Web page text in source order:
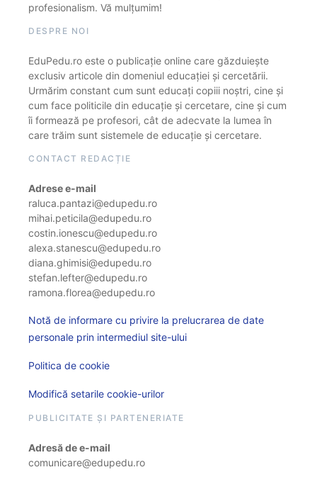
profesionalism. Vă mulțumim!
DESPRE NOI
EduPedu.ro este o publicație online care găzduiește
exclusiv articole din domeniul educației și cercetării.
Urmărim constant cum sunt educați copiii noștri, cine și
cum face politicile din educație și cercetare, cine și cum
îi formează pe profesori, cât de adecvate la lumea în
care trăim sunt sistemele de educație și cercetare.
CONTACT REDACȚIE
Adrese e-mail
raluca.pantazi@edupedu.ro
mihai.peticila@edupedu.ro
costin.ionescu@edupedu.ro
alexa.stanescu@edupedu.ro
diana.ghimisi@edupedu.ro
stefan.lefter@edupedu.ro
ramona.florea@edupedu.ro
Notă de informare cu privire la prelucrarea de date
personale prin intermediul site-ului
Politica de cookie
Modifică setarile cookie-urilor
PUBLICITATE ȘI PARTENERIATE
Adresă de e-mail
comunicare@edupedu.ro